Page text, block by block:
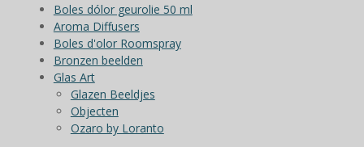
Boles dólor geurolie 50 ml
Aroma Diffusers
Boles d'olor Roomspray
Bronzen beelden
Glas Art
Glazen Beeldjes
Objecten
Ozaro by Loranto